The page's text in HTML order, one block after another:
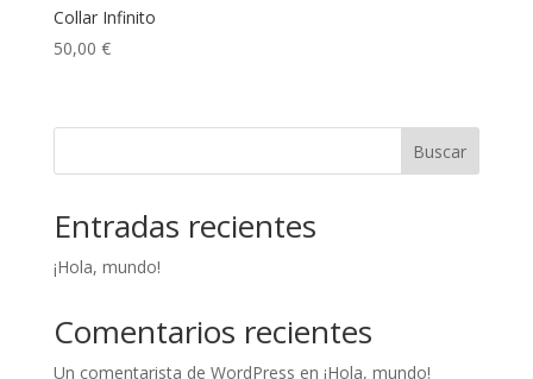
Collar Infinito
50,00 €
Buscar
Entradas recientes
¡Hola, mundo!
Comentarios recientes
Un comentarista de WordPress en ¡Hola, mundo!